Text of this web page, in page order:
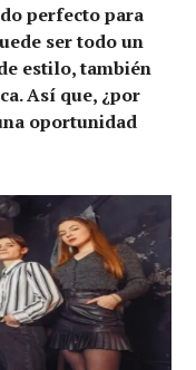
perfecto para
ser todo un
estilo, también
Así que, ¿por
oportunidad